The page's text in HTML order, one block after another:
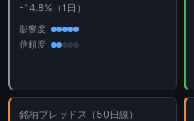
-14.8%（1日）
影響度
信頼度
銘柄ブレッドス（50日線）